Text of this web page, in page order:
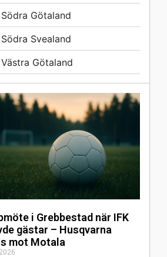
Södra Götaland
Södra Svealand
Västra Götaland
i Grebbestad när IFK
gästar – Husqvarna
mot Motala